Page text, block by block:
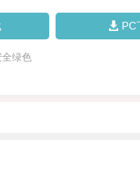
PC
绿色